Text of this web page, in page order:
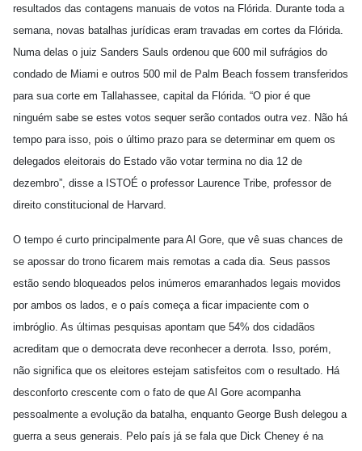
resultados das contagens manuais de votos na Flórida. Durante toda a
semana, novas batalhas jurídicas eram travadas em cortes da Flórida.
Numa delas o juiz Sanders Sauls ordenou que 600 mil sufrágios do
condado de Miami e outros 500 mil de Palm Beach fossem transferidos
para sua corte em Tallahassee, capital da Flórida. “O pior é que
ninguém sabe se estes votos sequer serão contados outra vez. Não há
tempo para isso, pois o último prazo para se determinar em quem os
delegados eleitorais do Estado vão votar termina no dia 12 de
dezembro”, disse a ISTOÉ o professor Laurence Tribe, professor de
direito constitucional de Harvard.
O tempo é curto principalmente para Al Gore, que vê suas chances de
se apossar do trono ficarem mais remotas a cada dia. Seus passos
estão sendo bloqueados pelos inúmeros emaranhados legais movidos
por ambos os lados, e o país começa a ficar impaciente com o
imbróglio. As últimas pesquisas apontam que 54% dos cidadãos
acreditam que o democrata deve reconhecer a derrota. Isso, porém,
não significa que os eleitores estejam satisfeitos com o resultado. Há
desconforto crescente com o fato de que Al Gore acompanha
pessoalmente a evolução da batalha, enquanto George Bush delegou a
guerra a seus generais. Pelo país já se fala que Dick Cheney é na